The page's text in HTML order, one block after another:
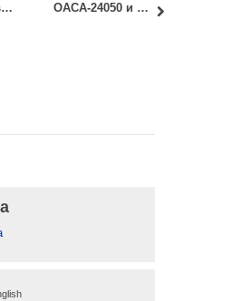
Фестивал: Resonate (18-21. април 2018) ОАСА-24050 и ИАСА-24050 – Архитектонске конструкције 4: Други термин увида у први колоквијум